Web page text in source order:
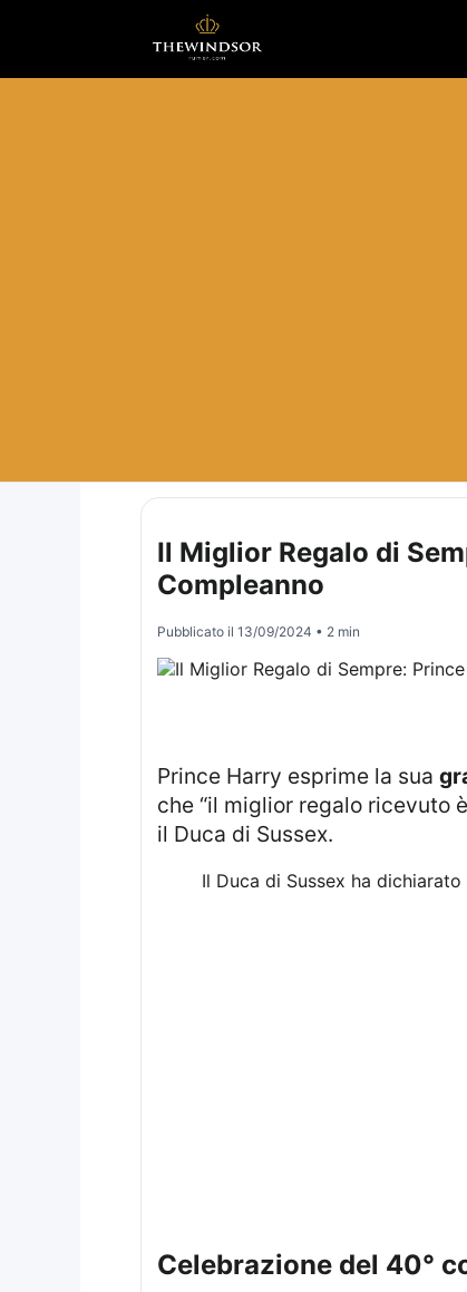
Il Miglior Regalo di
Compleanno
Pubblicato il 13/09/2024 • 2 min
Prince Harry esprime la sua
che “il miglior regalo ricevuto
il Duca di Sussex.
Il Duca di Sussex ha
celebrazione del 40°